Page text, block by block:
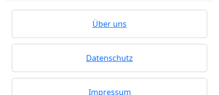
Über uns
Datenschutz
Impressum